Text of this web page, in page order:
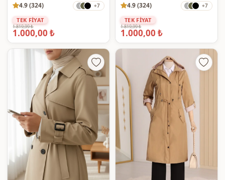
4.9 (324) +7
TEK FİYAT
1.819,99 ₺
1.000,00 ₺
4.9 (324) +7
TEK FİYAT
1.819,99 ₺
1.000,00 ₺